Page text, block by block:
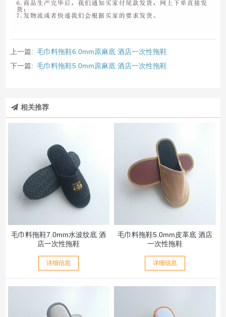
上一篇: 毛巾料拖鞋6.0mm原麻底 酒店一次性拖鞋
下一篇: 毛巾料拖鞋5.0mm原麻底 酒店一次性拖鞋
相关推荐
毛巾料拖鞋7.0mm水波纹底 酒
店一次性拖鞋
详细信息
毛巾料拖鞋5.0mm皮革底 酒店
一次性拖鞋
详细信息